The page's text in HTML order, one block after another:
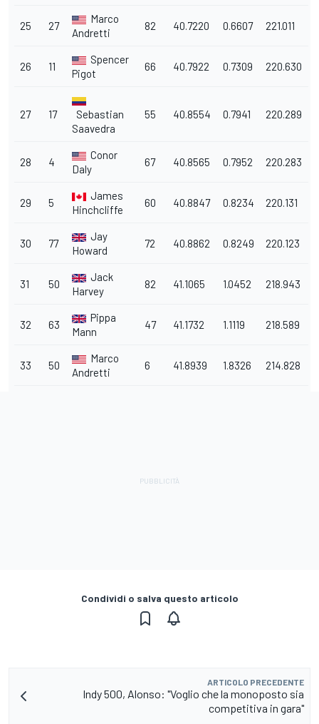
25 27
Marco
Andretti
82 40.7220 0.6607 221.011
26 11
Spencer
Pigot
66 40.7922 0.7309 220.630
27 17
Sebastian
Saavedra
55 40.8554 0.7941 220.289
28 4
Conor
Daly
67 40.8565 0.7952 220.283
29 5
James
Hinchcliffe
60 40.8847 0.8234 220.131
30 77
Jay
Howard
72 40.8862 0.8249 220.123
31 50
Jack
Harvey
82 41.1065 1.0452 218.943
32 63
Pippa
Mann
47 41.1732 1.1119 218.589
33 50
Marco
Andretti
6 41.8939 1.8326 214.828
Condividi o salva questo articolo
ARTICOLO PRECEDENTE
Indy 500, Alonso: "Voglio che la monoposto sia
competitiva in gara"